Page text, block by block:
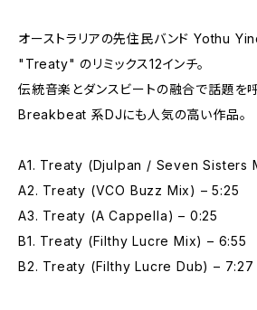
オーストラリアの先住民バンド Yothu
"Treaty" のリミックス12インチ。
伝統音楽とダンスビートの融合で話題
Breakbeat 系DJにも人気の高い作品。
A1. Treaty (Djulpan / Seven Sisters
A2. Treaty (VCO Buzz Mix) – 5:25
A3. Treaty (A Cappella) – 0:25
B1. Treaty (Filthy Lucre Mix) – 6:55
B2. Treaty (Filthy Lucre Dub) – 7:27